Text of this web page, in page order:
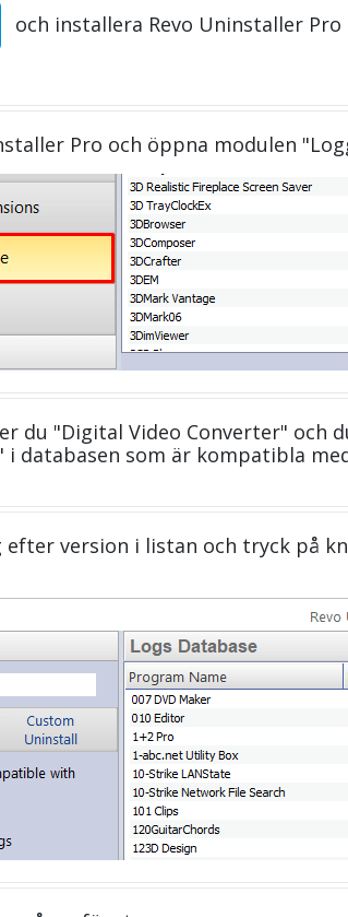
och installera Revo Uninstaller
Pro och öppna modulen
du "Digital Video Converter" och
i databasen som är kompatibla
version i listan och tryck på